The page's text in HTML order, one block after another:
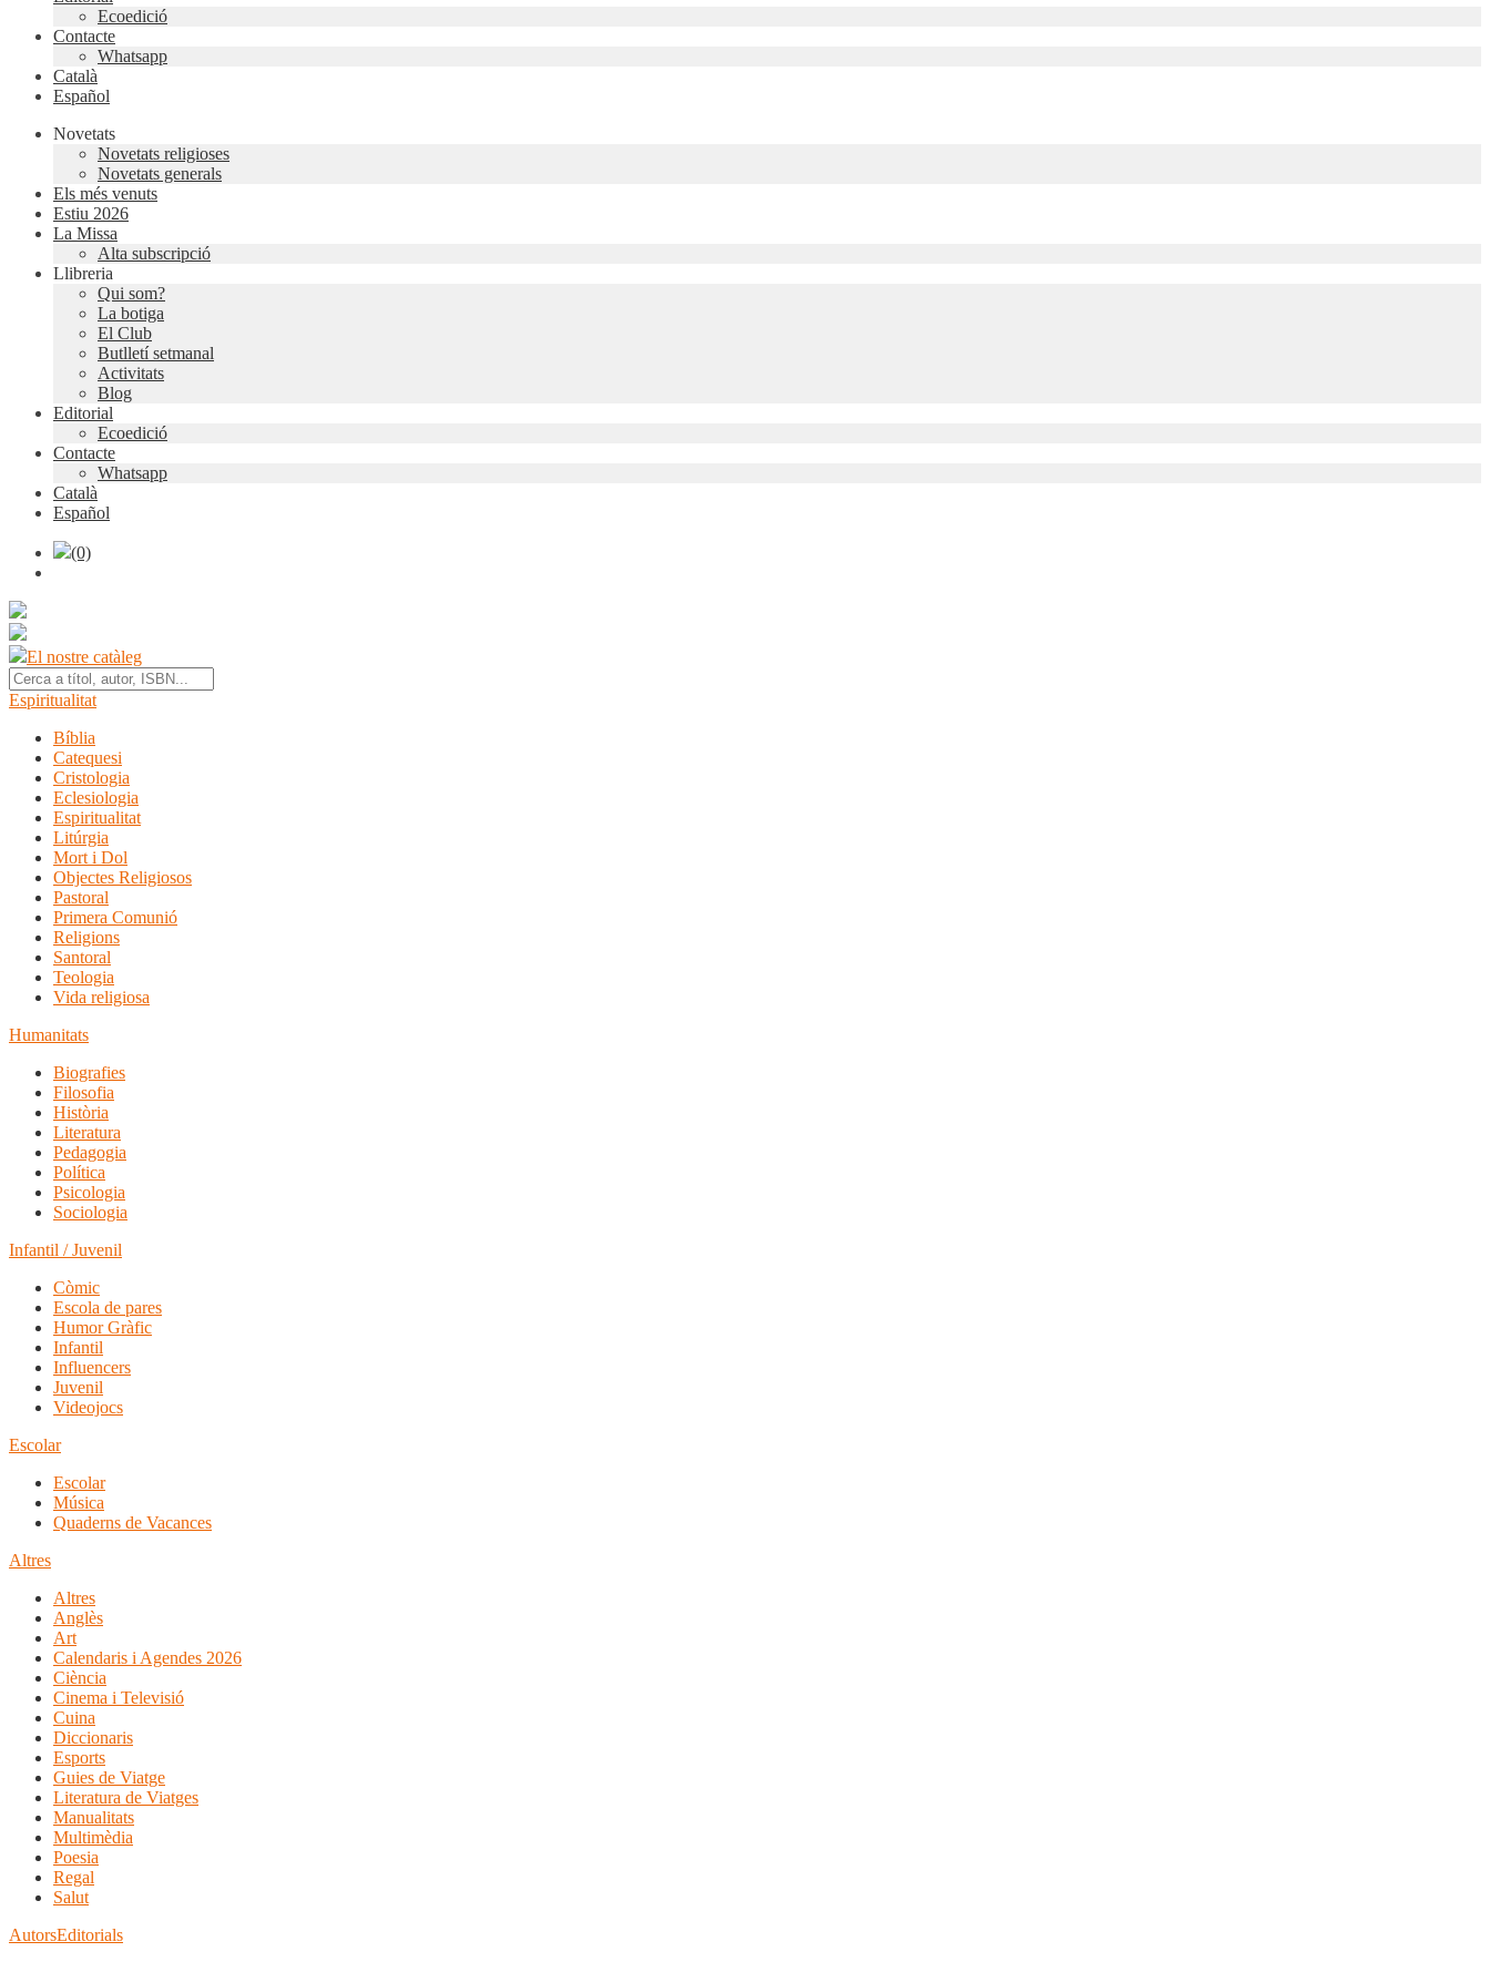
Ecoedició
Contacte
Whatsapp
Català
Español
Novetats
Novetats religioses
Novetats generals
Els més venuts
Estiu 2026
La Missa
Alta subscripció
Llibreria
Qui som?
La botiga
El Club
Butlletí setmanal
Activitats
Blog
Editorial
Ecoedició
Contacte
Whatsapp
Català
Español
(0)
El nostre catàleg
Espiritualitat
Bíblia
Catequesi
Cristologia
Eclesiologia
Espiritualitat
Litúrgia
Mort i Dol
Objectes Religiosos
Pastoral
Primera Comunió
Religions
Santoral
Teologia
Vida religiosa
Humanitats
Biografies
Filosofia
Història
Literatura
Pedagogia
Política
Psicologia
Sociologia
Infantil / Juvenil
Còmic
Escola de pares
Humor Gràfic
Infantil
Influencers
Juvenil
Videojocs
Escolar
Escolar
Música
Quaderns de Vacances
Altres
Altres
Anglès
Art
Calendaris i Agendes 2026
Ciència
Cinema i Televisió
Cuina
Diccionaris
Esports
Guies de Viatge
Literatura de Viatges
Manualitats
Multimèdia
Poesia
Regal
Salut
AutorsEditorials